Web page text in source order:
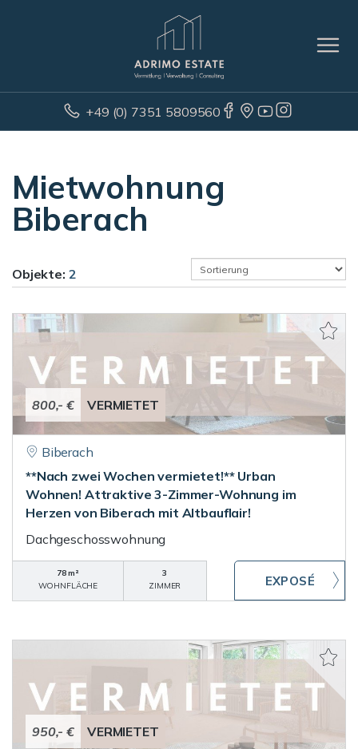
+49 (0) 7351 5809560
Mietwohnung
Biberach
Objekte: 2
800,- € VERMIETET
Biberach
**Nach zwei Wochen vermietet!** Urban
Wohnen! Attraktive 3-Zimmer-Wohnung im
Herzen von Biberach mit Altbauflair!
Dachgeschosswohnung
78 m²
WOHNFLÄCHE
3
ZIMMER
950,- € VERMIETET